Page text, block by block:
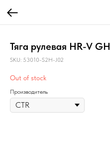
Тяга рулевая HR-V GH
SKU: 53010-S2H-J02
Out of stock
Производитель